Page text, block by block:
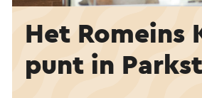
Het Romeins
punt in